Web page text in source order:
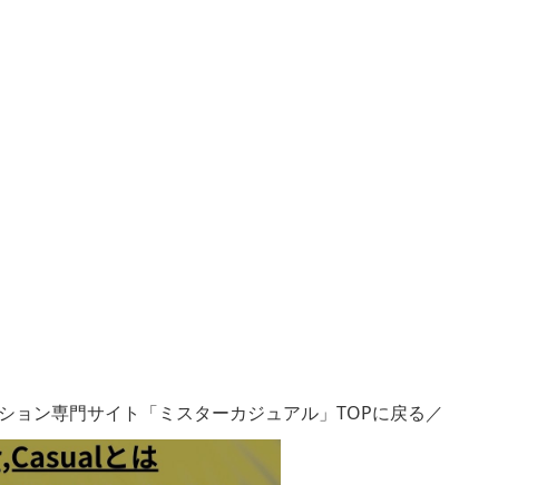
ョン専門サイト「ミスターカジュアル」TOPに戻る／